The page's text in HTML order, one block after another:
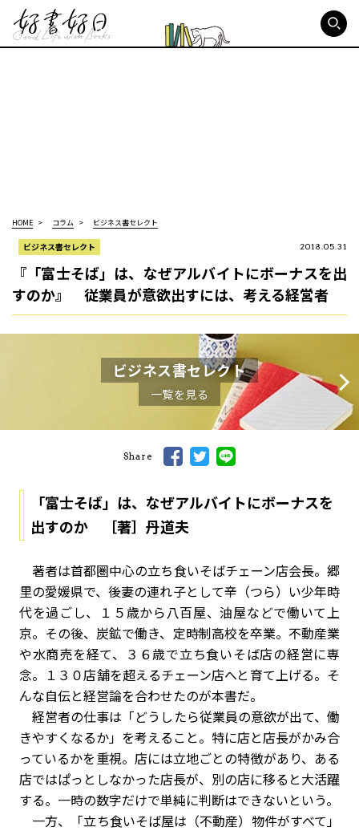
HOME コラム ビジネス書セレクト
ビジネス書セレクト 2018.05.31
『「富士そば」は、なぜアルバイトにボーナスを出
すのか』 従業員が意欲出すには、考える経営者
ビジネス書セレクト
一覧を見る
Share
「富士そば」は、なぜアルバイトにボーナスを
出すのか ［著］丹道夫
著者は首都圏中心の立ち食いそばチェーン店会長。郷
里の愛媛県で、後妻の連れ子として辛（つら）い少年時
代を過ごし、１５歳から八百屋、油屋などで働いて上
京。その後、炭鉱で働き、定時制高校を卒業。不動産業
や水商売を経て、３６歳で立ち食いそば店の経営に専
念。１３０店舗を超えるチェーン店へと育て上げる。そ
んな自伝と経営論を合わせたのが本書だ。
経営者の仕事は「どうしたら従業員の意欲が出て、働
きやすくなるか」を考えること。特に店と店長がかみ合
っているかを重視。店には立地ごとの特徴があり、ある
店ではぱっとしなかった店長が、別の店に移ると大活躍
する。一時の数字だけで単純に判断はできないという。
一方、「立ち食いそば屋は（不動産）物件がすべて」